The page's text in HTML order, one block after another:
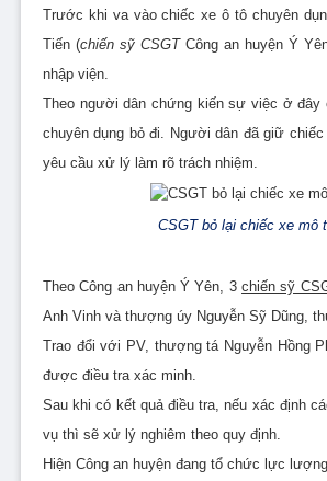
Trước khi va vào chiếc xe ô tô chuyên
Tiến (chiến sỹ CSGTCông an huyện Ý
nhập viện.
Theo người dân chứng kiến sự việc ở
chuyên dụng bỏ đi. Người dân đã giữ
yêu cầu xử lý làm rõ trách nhiệm.
CSGT bỏ lại chiếc xe mô
Theo Công an huyện Ý Yên, 3chiến sỹ
Anh Vinh và thượng úy Nguyễn Sỹ Dũng,
Trao đổi với PV, thượng tá Nguyễn Hồng
được điều tra xác minh.
Sau khi có kết quả điều tra, nếu xác định
vụ thì sẽ xử lý nghiêm theo quy định.
Hiện Công an huyện đang tổ chức lực